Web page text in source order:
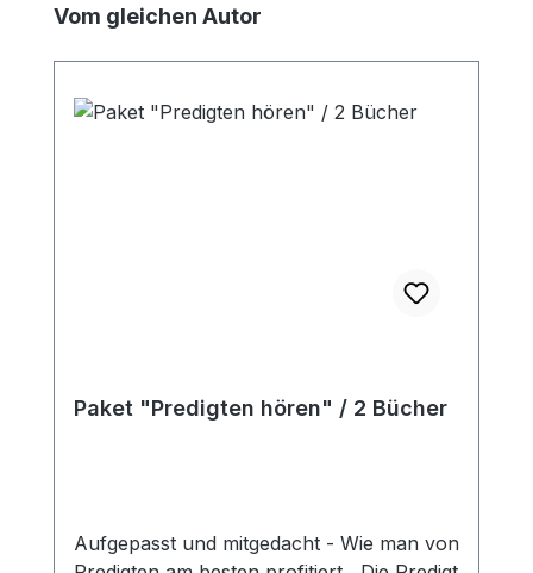
Produktgalerie überspringen
Vom gleichen Autor
Paket "Predigten hören" / 2 Bücher
Aufgepasst und mitgedacht - Wie man von